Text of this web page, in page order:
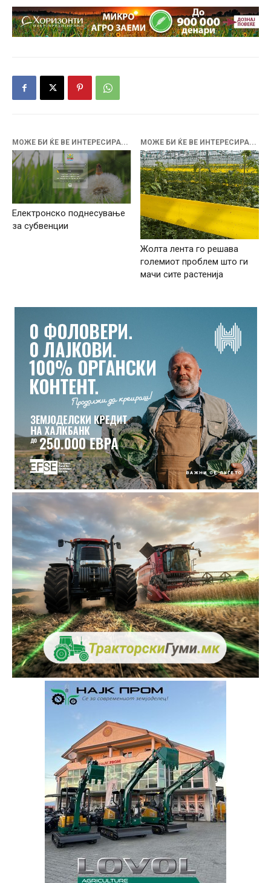
МОЖЕ БИ ЌЕ ВЕ ИНТЕРЕСИРА...
Електронско поднесување
за субвенции
МОЖЕ БИ ЌЕ ВЕ ИНТЕРЕСИРА...
Жолта лента го решава
големиот проблем што ги
мачи сите растенија